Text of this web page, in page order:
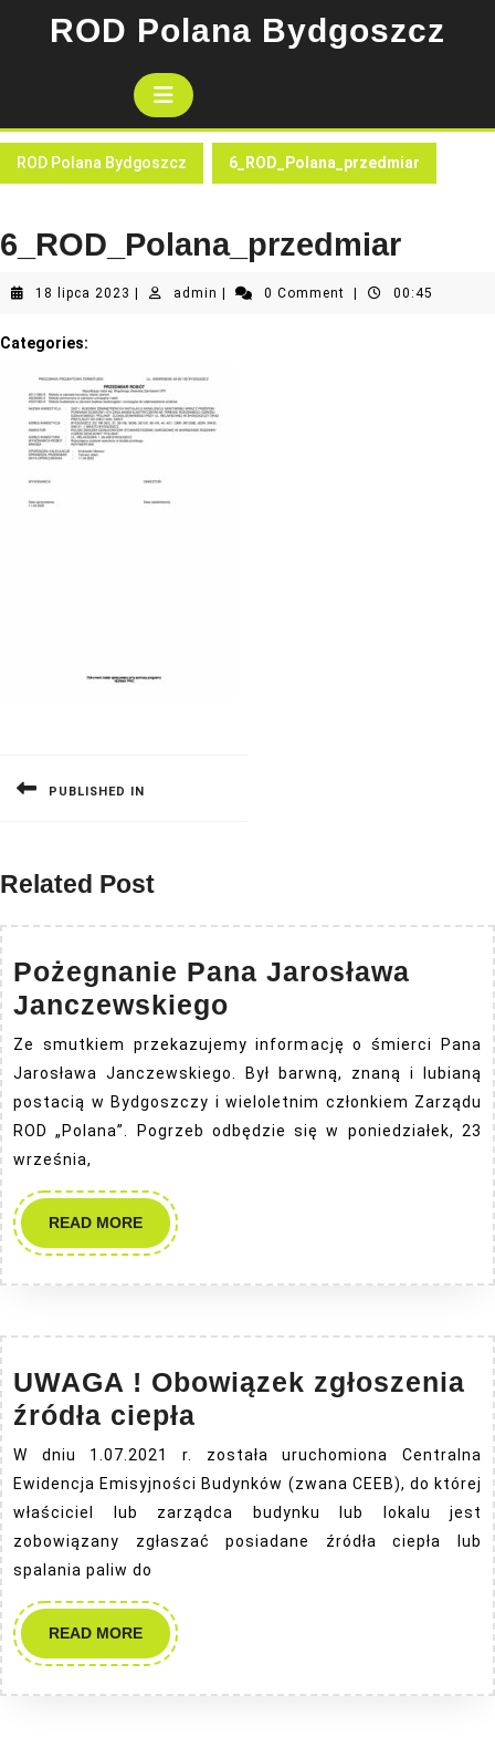
ROD Polana Bydgoszcz
Open
Button
ROD Polana Bydgoszcz 6_ROD_Polana_przedmiar
6_ROD_Polana_przedmiar
18 lipca 2023 18
admin admin 0 Comment 00:45
Categories:
PUBLISHED IN
Related Post
Pożegnanie Pana Jarosława
Janczewskiego
Pana
Jarosława
Janczewskiego
Ze smutkiem przekazujemy informację o śmierci Pana
Jarosława Janczewskiego. Był barwną, znaną i lubianą
postacią w Bydgoszczy i wieloletnim członkiem Zarządu
ROD „Polana”. Pogrzeb odbędzie się w poniedziałek, 23
września,
READ MOREREAD
MORE
UWAGA ! Obowiązek zgłoszenia
źródła ciepła
Obowiązek
zgłoszenia
źródła
W dniu 1.07.2021 r. została uruchomiona Centralna
Ewidencja Emisyjności Budynków (zwana CEEB), do której
właściciel lub zarządca budynku lub lokalu jest
zobowiązany zgłaszać posiadane źródła ciepła lub
spalania paliw do
READ MOREREAD
MORE